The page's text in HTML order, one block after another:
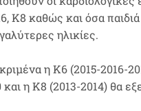
Κ8 καθώς και όσα
ηλικίες.
η Κ6 (2015-2016-
και η Κ8 (2013-2014) θα